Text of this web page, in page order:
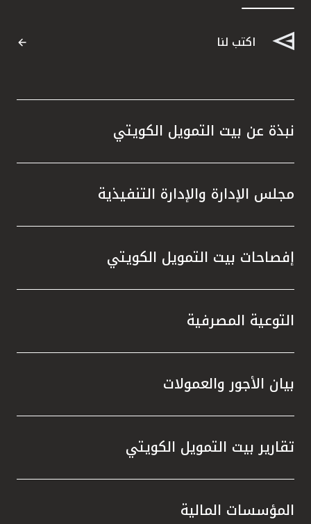
خدمات ما بعد البيع
اتصل بنا
مواقع الفروع وأجهزة الصرف الآلي
ألمانيا
تركيا
مصر
المملكة المتحدة
اكتب لنا
نبذة عن بيت التمويل الكويتي
مجلس الإدارة والإدارة التنفيذية
إفصاحات بيت التمويل الكويتي
التوعية المصرفية
بيان الأجور والعمولات
تقارير بيت التمويل الكويتي
المؤسسات المالية